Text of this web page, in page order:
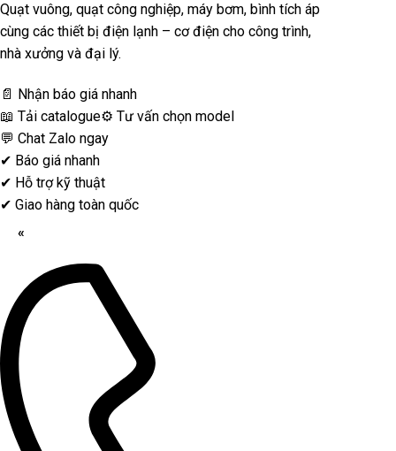
Quạt vuông, quạt công nghiệp, máy bơm, bình tích áp
cùng các thiết bị điện lạnh – cơ điện cho công trình,
nhà xưởng và đại lý.
📄 Nhận báo giá nhanh
📖 Tải catalogue⚙️ Tư vấn chọn model
💬 Chat Zalo ngay
✔ Báo giá nhanh
✔ Hỗ trợ kỹ thuật
✔ Giao hàng toàn quốc
«